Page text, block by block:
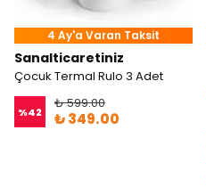
4 Ay'a Varan Taksit
Sanalticaretiniz
Çocuk Termal Rulo 3 Adet
%42
₺ 599.00
₺ 349.00